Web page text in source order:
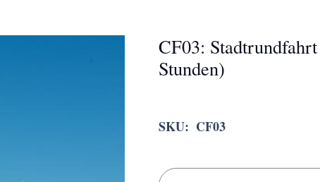
CF03:
Stunden)
SKU: CF03